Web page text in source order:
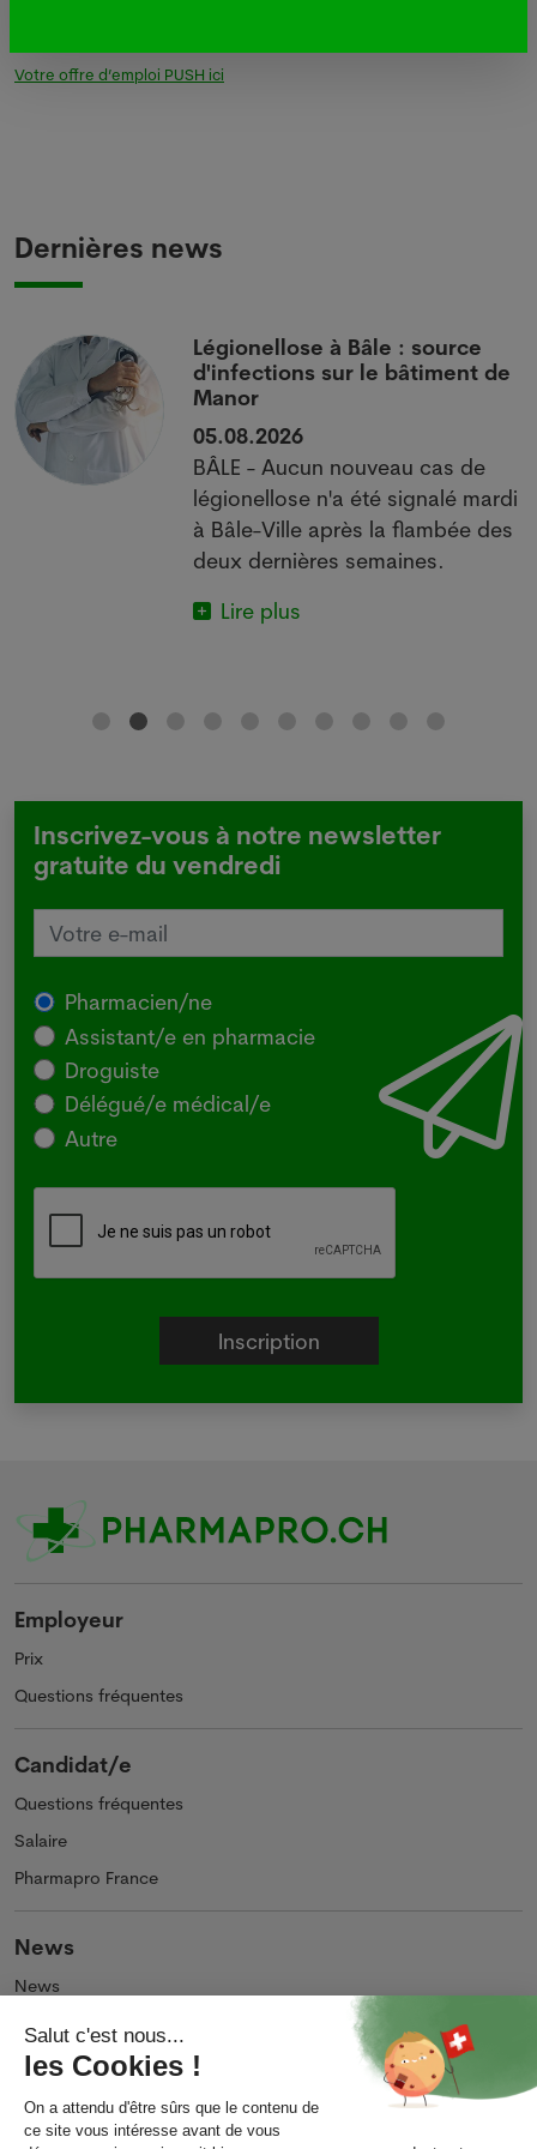
Votre offre d’emploi PUSH ici
Dernières news
Légionellose à Bâle : source
d'infections sur le bâtiment de
Manor
05.08.2026
BÂLE - Aucun nouveau cas de
légionellose n'a été signalé mardi
à Bâle-Ville après la flambée des
deux dernières semaines.
Lire plus
Inscrivez-vous à notre newsletter
gratuite du vendredi
Pharmacien/ne
Assistant/e en pharmacie
Droguiste
Délégué/e médical/e
Autre
Employeur
Prix
Questions fréquentes
Candidat/e
Questions fréquentes
Salaire
Pharmapro France
News
News
Podcasts et Vidéos
Qui sommes-nous ?